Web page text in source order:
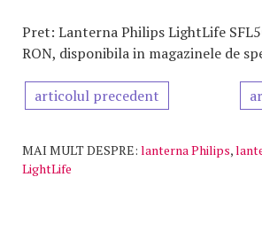
Pret: Lanterna Philips LightLife
RON, disponibila in magazinele de
articolul precedent
MAI MULT DESPRE: lanterna Philips,
LightLife